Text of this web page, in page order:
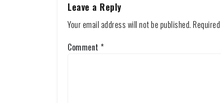
Leave a Reply
Your email address will not be published.
Comment *